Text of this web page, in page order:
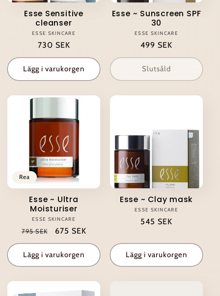
Esse Sensitive
cleanser
Säljare:
ESSE SKINCARE
Ordinarie
pris
730 SEK
Lägg i varukorgen
Esse ~ Sunscreen SPF
30
Säljare:
ESSE SKINCARE
Ordinarie
pris
499 SEK
Slutsåld
Rea
Esse ~ Ultra
Moisturiser
Säljare:
ESSE SKINCARE
Ordinarie
pris
795 SEK Försäljningspris
675 SEK
Lägg i varukorgen
Esse ~ Clay mask
Säljare:
ESSE SKINCARE
Ordinarie
545 SEK
Lägg i varukorgen